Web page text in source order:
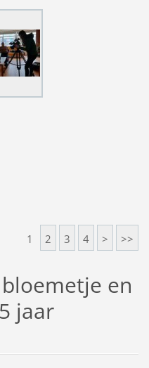
1 2 3 4 > >>
en
jaar